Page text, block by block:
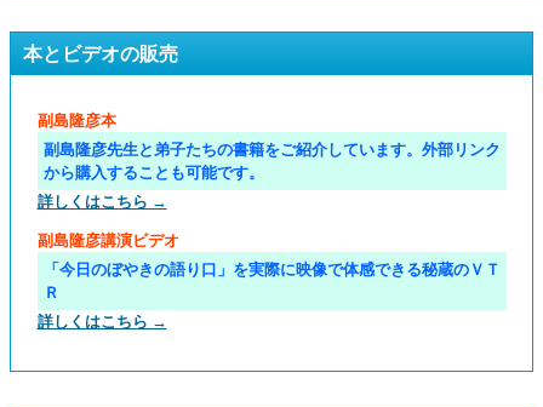
本とビデオの販売
副島隆彦本
副島隆彦先生と弟子たちの書籍をご紹介しています。外部リンク
から購入することも可能です。
詳しくはこちら →
副島隆彦講演ビデオ
「今日のぼやきの語り口」を実際に映像で体感できる秘蔵のＶＴ
Ｒ
詳しくはこちら →